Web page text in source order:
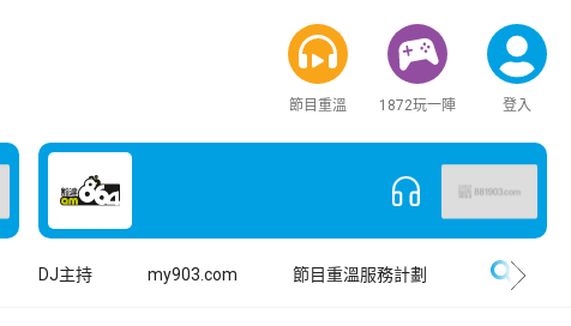
節目重溫 1872玩一陣 登入
DJ主持 my903.com 節目重溫服務計劃